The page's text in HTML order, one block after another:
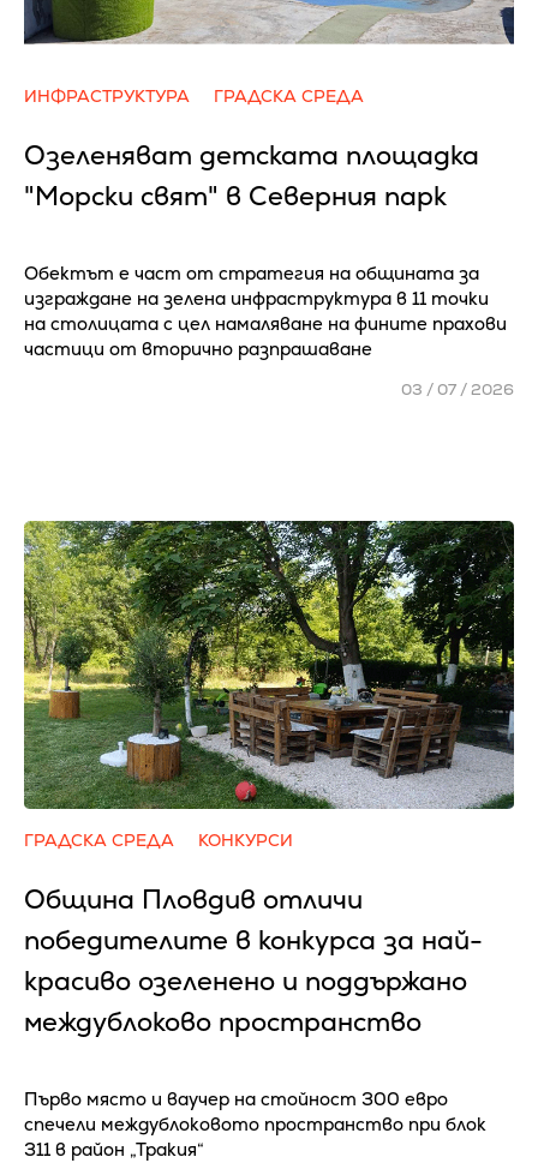
ИНФРАСТРУКТУРА ГРАДСКА СРЕДА
Озеленяват детската площадка
"Морски свят" в Северния парк
Обектът е част от стратегия на общината за
изграждане на зелена инфраструктура в 11 точки
на столицата с цел намаляване на фините прахови
частици от вторично разпрашаване
03 / 07 / 2026
ГРАДСКА СРЕДА КОНКУРСИ
Община Пловдив отличи
победителите в конкурса за най-
красиво озеленено и поддържано
междублоково пространство
Първо място и ваучер на стойност 300 евро
спечели междублоковото пространство при блок
311 в район „Тракия“